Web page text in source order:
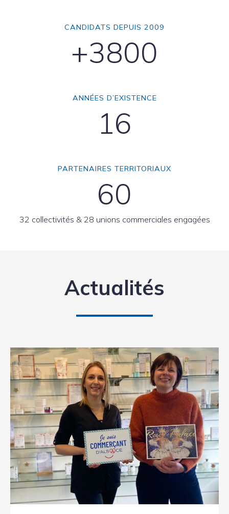
CANDIDATS DEPUIS 2009
+3800
ANNÉES D’EXISTENCE
16
PARTENAIRES TERRITORIAUX
60
32 collectivités & 28 unions commerciales engagées
Actualités